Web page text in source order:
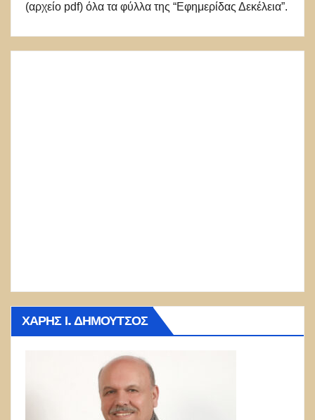
(αρχείο pdf) όλα τα φύλλα της “Εφημερίδας Δεκέλεια”.
ΧΆΡΗΣ Ι. ΔΗΜΟΎΤΣΟΣ